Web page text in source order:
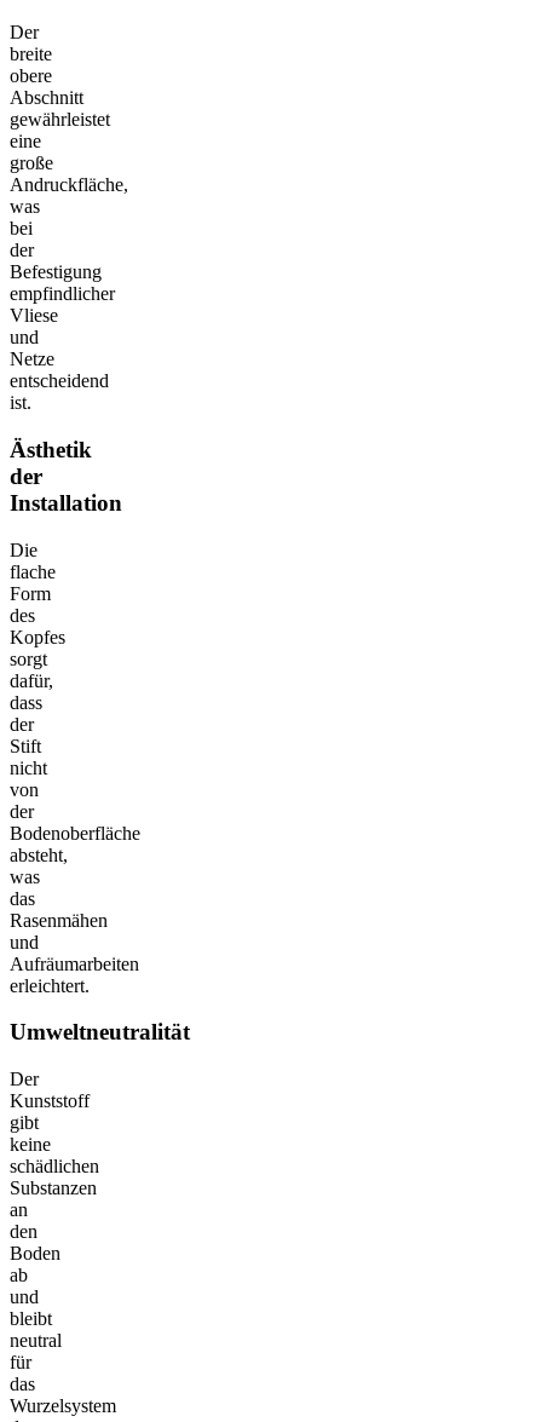
Der
breite
obere
Abschnitt
gewährleistet
eine
große
Andruckfläche,
was
bei
der
Befestigung
empfindlicher
Vliese
und
Netze
entscheidend
ist.
Ästhetik
der
Installation
Die
flache
Form
des
Kopfes
sorgt
dafür,
dass
der
Stift
nicht
von
der
Bodenoberfläche
absteht,
was
das
Rasenmähen
und
Aufräumarbeiten
erleichtert.
Umweltneutralität
Der
Kunststoff
gibt
keine
schädlichen
Substanzen
an
den
Boden
ab
und
bleibt
neutral
für
das
Wurzelsystem